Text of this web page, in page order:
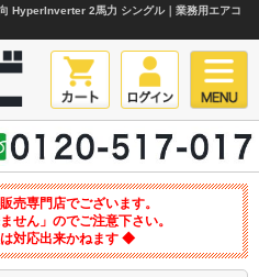
HyperInverter 2馬力 シングル｜業務用エアコ
売専門店でございます。
せん」のでご注意下さい。
対応出来かねます ◆